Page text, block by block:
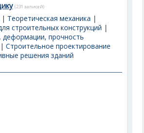
(231 записей)
| Теоретическая механика |
строительных конструкций |
деформации, прочность
|Строительное проектирование
решения зданий